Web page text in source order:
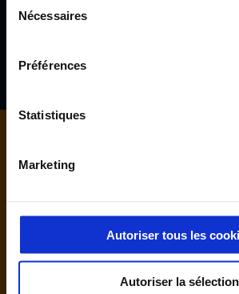
Nécessaires
Préférences
Statistiques
Marketing
Autoriser tous les
Autoriser la sélection
Nous contacter